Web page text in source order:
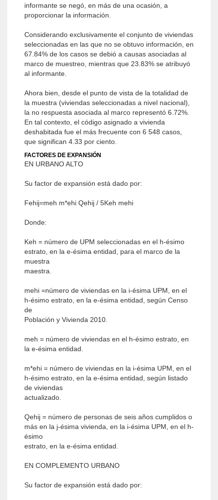
informante se negó, en más de una ocasión, a
proporcionar la información.
Considerando exclusivamente el conjunto de viviendas
seleccionadas en las que no se obtuvo información, en
67.84% de los casos se debió a causas asociadas al
marco de muestreo, mientras que 23.83% se atribuyó
al informante.
Ahora bien, desde el punto de vista de la totalidad de
la muestra (viviendas seleccionadas a nivel nacional),
la no respuesta asociada al marco representó 6.72%.
En tal contexto, el código asignado a vivienda
deshabitada fue el más frecuente con 6 548 casos,
que significan 4.33 por ciento.
FACTORES DE EXPANSIÓN
EN URBANO ALTO
Su factor de expansión está dado por:
Fehij=meh m*ehi Qehij / 5Keh mehi
Donde:
Keh = número de UPM seleccionadas en el h-ésimo
estrato, en la e-ésima entidad, para el marco de la
muestra
maestra.
mehi =número de viviendas en la i-ésima UPM, en el
h-ésimo estrato, en la e-ésima entidad, según Censo
de
Población y Vivienda 2010.
meh = número de viviendas en el h-ésimo estrato, en
la e-ésima entidad.
m*ehi = número de viviendas en la i-ésima UPM, en el
h-ésimo estrato, en la e-ésima entidad, según listado
de viviendas
actualizado.
Qehij = número de personas de seis años cumplidos o
más en la j-ésima vivienda, en la i-ésima UPM, en el h-
ésimo
estrato, en la e-ésima entidad.
EN COMPLEMENTO URBANO
Su factor de expansión está dado por: